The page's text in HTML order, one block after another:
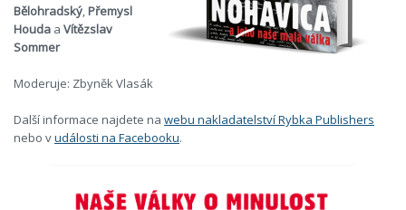
Bělohradský,Přemysl
Houda a Vítězslav
Sommer
Moderuje: Zbyněk Vlasák
Další informace najdete na webu nakladatelství Rybka Publishers
nebo vudálosti na Facebooku.